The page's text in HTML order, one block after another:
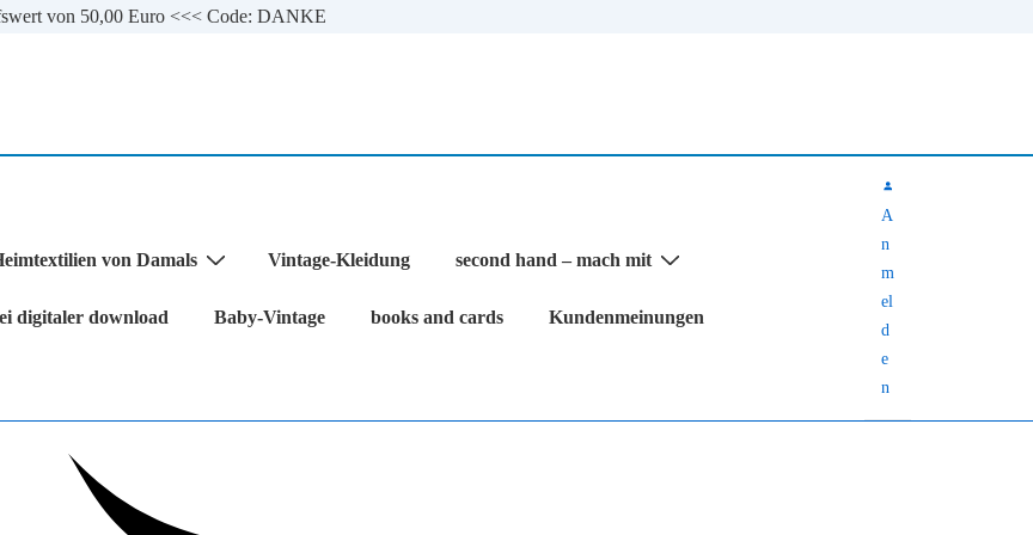
von 50,00 Euro <<< Code: DANKE
von Damals Vintage-Kleidung second hand – mach mit
digitaler download Baby-Vintage books and cards Kundenmeinungen
A
n
m
el
d
e
n